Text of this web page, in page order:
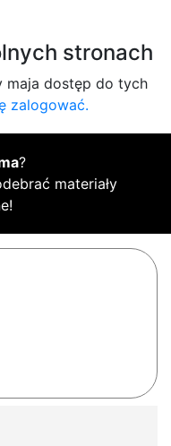
stronach
maja dostęp do tych
zalogować.
?
materiały